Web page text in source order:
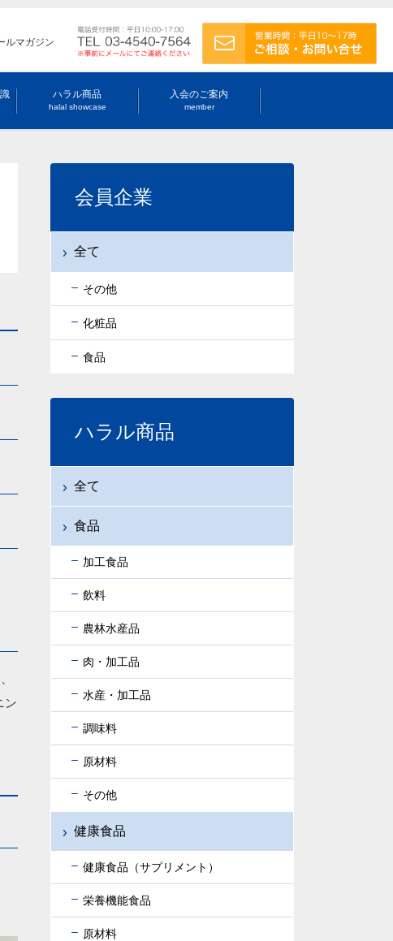
ルマガジン
ハラル商品
halal showcase
入会のご案内
member
ン
ハラル商品
全て
食品
加工食品
飲料
農林水産品
肉・加工品
水産・加工品
調味料
原材料
その他
健康食品
健康食品（サプリメント）
栄養機能食品
原材料
会員企業
全て
その他
化粧品
食品